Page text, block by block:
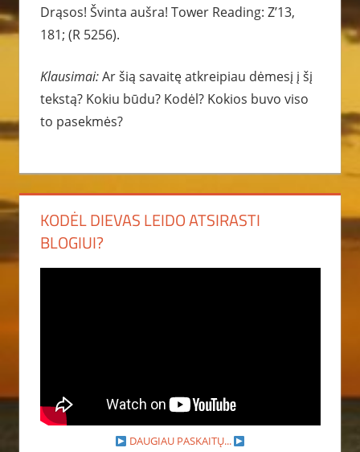
Drąsos! Švinta aušra! Tower Reading: Z’13,
181; (R 5256).
Klausimai:Ar šią savaitę atkreipiau dėmesį į šį
tekstą? Kokiu būdu? Kodėl? Kokios buvo viso
to pasekmės?
KODĖL DIEVAS LEIDO ATSIRASTI
BLOGIUI?
DAUGIAU PASKAITŲ...